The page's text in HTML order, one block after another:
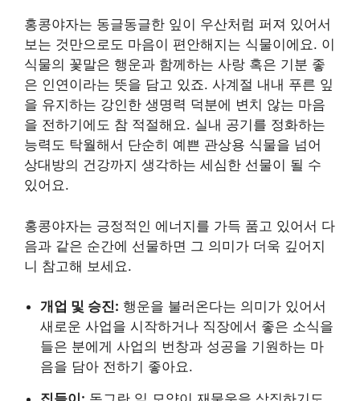
홍콩야자는 동글동글한 잎이 우산처럼 퍼져 있어서
보는 것만으로도 마음이 편안해지는 식물이에요. 이
식물의 꽃말은 행운과 함께하는 사랑 혹은 기분 좋
은 인연이라는 뜻을 담고 있죠. 사계절 내내 푸른 잎
을 유지하는 강인한 생명력 덕분에 변치 않는 마음
을 전하기에도 참 적절해요. 실내 공기를 정화하는
능력도 탁월해서 단순히 예쁜 관상용 식물을 넘어
상대방의 건강까지 생각하는 세심한 선물이 될 수
있어요.
홍콩야자는 긍정적인 에너지를 가득 품고 있어서 다
음과 같은 순간에 선물하면 그 의미가 더욱 깊어지
니 참고해 보세요.
개업 및 승진: 행운을 불러온다는 의미가 있어서
새로운 사업을 시작하거나 직장에서 좋은 소식을
들은 분에게 사업의 번창과 성공을 기원하는 마
음을 담아 전하기 좋아요.